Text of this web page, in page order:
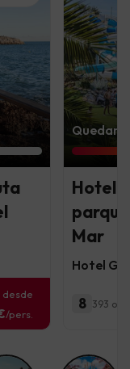
desde
/pers.
Quedan
Hotel
Mar
Hotel
8 393